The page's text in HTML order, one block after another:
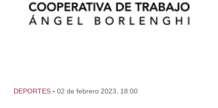
DEPORTES - 02 de febrero 2023, 18:00